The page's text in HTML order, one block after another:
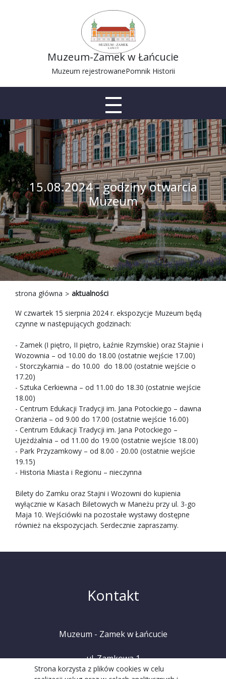
Muzeum-Zamek w Łańcucie
Muzeum rejestrowanePomnik Historii
15.08.2024 - godziny otwarcia
Muzeum
strona główna aktualności
W czwartek 15 sierpnia 2024 r. ekspozycje Muzeum będą
czynne w następujących godzinach:
- Zamek (I piętro, II piętro, Łaźnie Rzymskie) oraz Stajnie i
Wozownia – od 10.00 do 18.00 (ostatnie wejście 17.00)
- Storczykarnia – do 10.00 do 18.00 (ostatnie wejście o
17.20)
- Sztuka Cerkiewna – od 11.00 do 18.30 (ostatnie wejście
18.00)
- Centrum Edukacji Tradycji im. Jana Potockiego – dawna
Oranżeria – od 9.00 do 17.00 (ostatnie wejście 16.00)
- Centrum Edukacji Tradycji im. Jana Potockiego –
Ujeżdżalnia – od 11.00 do 19.00 (ostatnie wejście 18.00)
- Park Przyzamkowy – od 8.00 - 20.00 (ostatnie wejście
19.15)
- Historia Miasta i Regionu – nieczynna
Bilety do Zamku oraz Stajni i Wozowni do kupienia
wyłącznie w Kasach Biletowych w Maneżu przy ul. 3-go
Maja 10. Wejściówki na pozostałe wystawy dostępne
również na ekspozycjach. Serdecznie zapraszamy.
Strona korzysta z plików cookies w celu
Kontakt
Muzeum - Zamek w Łańcucie
ul. Zamkowa 1